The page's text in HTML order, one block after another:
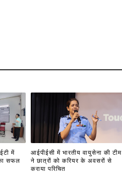
में
का सफल
आईपीईसी में भारतीय वायुसेना की टीम
ने छात्रों को करियर के अवसरों से
कराया परिचित